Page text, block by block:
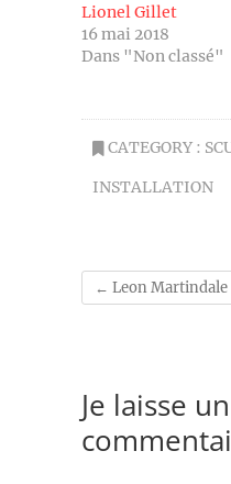
Lionel Gillet
16 mai 2018
Dans "Non classé"
CATEGORY :
INSTALLATION
← Leon Martindale
Je laisse un